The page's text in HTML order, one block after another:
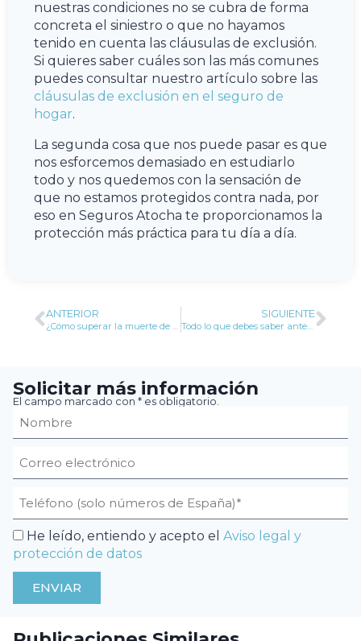
nuestras condiciones no se cubra de forma
concreta el siniestro o que no hayamos
tenido en cuenta las cláusulas de exclusión.
Si quieres saber cuáles son las más comunes
puedes consultar nuestro artículo sobre las
cláusulas de exclusión en el seguro de
hogar.
La segunda cosa que nos puede pasar es que
nos esforcemos demasiado en estudiarlo
todo y nos quedemos con la sensación de
que no estamos protegidos contra nada, por
eso en Seguros Atocha te proporcionamos la
protección más práctica para tu día a día.
ANTERIOR
¿Cómo superar la muerte de un hijo?
SIGUIENTE
Todo lo que debes saber antes de contratar un seguro de decesos
Solicitar más información
El campo marcado con * es obligatorio.
He leído, entiendo y acepto el Aviso legal y
protección de datos
ENVIAR